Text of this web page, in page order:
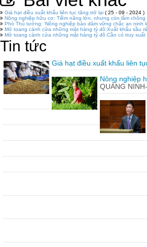
Giá hạt điều xuất khẩu liên tục tăng trở lại ( 25 - 09 - 2024 )
Nông nghiệp hữu cơ: Tiềm năng lớn, nhưng còn lắm chông
Phó Thủ tướng: 'Nông nghiệp bảo đảm vững chắc an ninh
Mở toang cánh cửa những mặt hàng tỷ đô:Xuất khẩu sầu
Mở toang cánh cửa những mặt hàng tỷ đô:Cần có truy xuất
Tin tức
Giá hạt điều xuất khẩu liên
Nông nghiệp
QUẢNG